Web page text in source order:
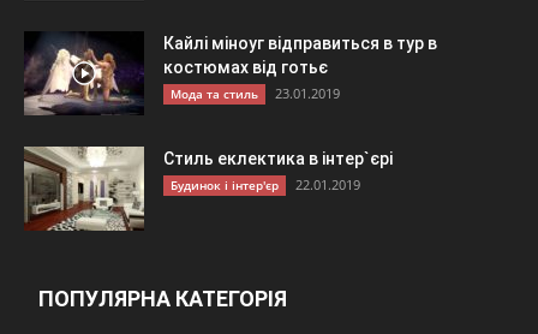
Кайлі міноуг відправиться в тур в
костюмах від готьє
Мода та стиль 23.01.2019
Стиль еклектика в інтер`єрі
Будинок і інтер'єр 22.01.2019
ПОПУЛЯРНА КАТЕГОРІЯ